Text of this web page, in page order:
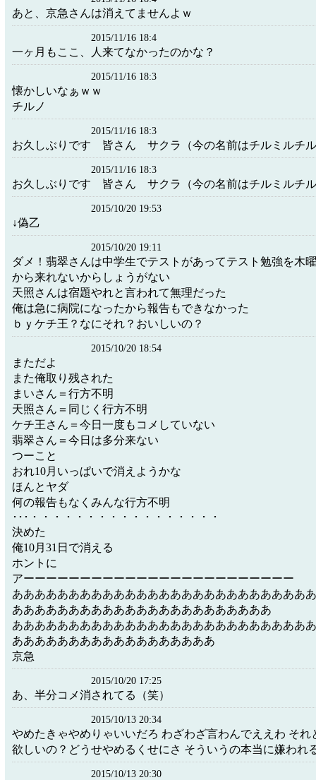
あと、京急さんは消えてませんよｗ
2015/11/16 18:4
一ヶ月もここ、人来てなかったのかな？
2015/11/16 18:3
懐かしいなぁｗｗ
チルノ
2015/11/16 18:3
お久しぶりです 皆さん サクラ（今の名前はチルミルチ
2015/11/16 18:3
お久しぶりです 皆さん サクラ（今の名前はチルミルチ
2015/10/20 19:53
↓偽乙
2015/10/20 19:11
ダメ！翡翠さんは中学生でテストがあってテスト勉強を木
から来れないからしょうがない
天照さんは宿題やれと言われて無理だった
俺は急に病院になったから報告もできなかった
ｂｙケチ王？なにそれ？おいしいの？
2015/10/20 18:54
まただよ
また俺取り残された
まいさん＝行方不明
天照さん＝同じく行方不明
ケチ王さん＝今日一度もコメしていない
翡翠さん＝今日は多分来ない
つーこと
おれ10月いっぱいで消えようかな
ほんとヤダ
何の報告もなくみんな行方不明
･･･・・・・・・・・・・・・・・・・・
決めた
俺10月31日で消える
ホントに
アーーーーーーーーーーーーーーーーーーーーーーーー
ああああああああああああああああああああああああああ
あああああああああああああああああああああああ
ああああああああああああああああああああああああああ
ああああああああああああああああああ
京急
2015/10/20 17:25
あ、半分コメ消されてる（笑）
2015/10/13 20:34
やめたきゃやめりゃいいだろ わざわざ言わんでええわ それ
欲しいの？どうせやめるくせにさ そういうの本当に嫌われ
2015/10/13 20:30